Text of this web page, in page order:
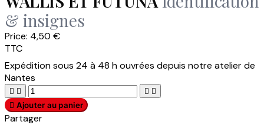
& insignes
Price: 4,50 €
TTC
Expédition sous 24 à 48 h ouvrées depuis notre atelier de
Nantes
   
 Ajouter au panier
Partager